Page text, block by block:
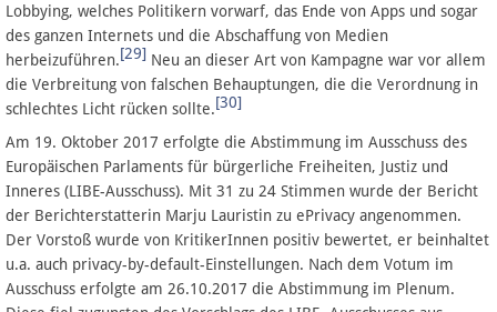
Lobbying, welches Politikern vorwarf, das Ende von Apps und sogar
des ganzen Internets und die Abschaffung von Medien
herbeizuführen.[29] Neu an dieser Art von Kampagne war vor allem
die Verbreitung von falschen Behauptungen, die die Verordnung in
schlechtes Licht rücken sollte.[30]
Am 19. Oktober 2017 erfolgte die Abstimmung im Ausschuss des
Europäischen Parlaments für bürgerliche Freiheiten, Justiz und
Inneres (LIBE-Ausschuss). Mit 31 zu 24 Stimmen wurde der Bericht
der Berichterstatterin Marju Lauristin zu ePrivacy angenommen.
Der Vorstoß wurde von KritikerInnen positiv bewertet, er beinhaltet
u.a. auch privacy-by-default-Einstellungen. Nach dem Votum im
Ausschuss erfolgte am 26.10.2017 die Abstimmung im Plenum.